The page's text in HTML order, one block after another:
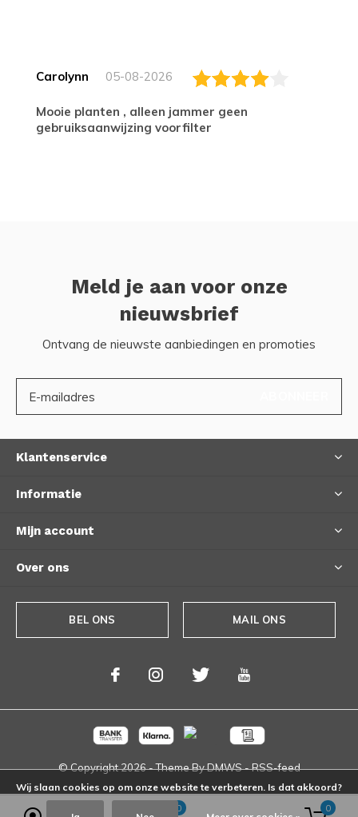
Carolynn 05-08-2026
Mooie planten , alleen jammer geen
gebruiksaanwijzing voorfilter
Meld je aan voor onze
nieuwsbrief
Ontvang de nieuwste aanbiedingen en promoties
Klantenservice
Informatie
Mijn account
Over ons
BEL ONS MAIL ONS
© Copyright2026- Theme ByDMWS-RSS-feed
0 0
Wij slaan cookies op om onze website te verbeteren. Is dat akkoord?